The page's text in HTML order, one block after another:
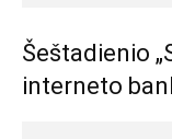
Šeštadienio
interneto